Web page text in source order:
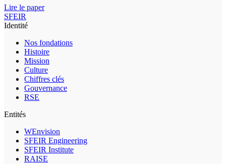
Lire le paper
SFEIR
Identité
Nos fondations
Histoire
Mission
Culture
Chiffres clés
Gouvernance
RSE
Entités
WEnvision
SFEIR Engineering
SFEIR Institute
RAISE